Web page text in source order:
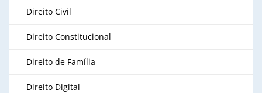
Direito Civil
Direito Constitucional
Direito de Família
Direito Digital